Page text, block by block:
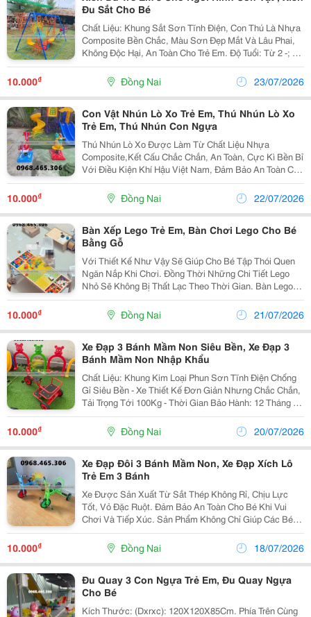
Đu Sắt Cho Bé
Chất Liệu: Khung Sắt Sơn Tĩnh Điện, Con Thú Là Nhựa
Composite Bền Chắc, Màu Sơn Đẹp Mắt Và Lâu Phai,
Không Độc Hại, An Toàn Cho Trẻ Em. Độ Tuổi: Từ 2 -; 6
Tuổi. Bảo Hành: 12 Tháng. Xích Đu Mầm Non Là Sản
Phẩm Không Thể Thiếu Trong Khuôn Viên Vui Chơi...
10.000₫ Đồng Nai 23/07/2026
Con Vật Nhún Lò Xo Trẻ Em, Thú Nhún Lò Xo
Trẻ Em, Thú Nhún Con Ngựa
Thú Nhún Lò Xo Được Làm Từ Chất Liệu Nhựa
Composite,Kết Cấu Chắc Chắn, An Toàn, Cực Kì Bền Bỉ
Với Điều Kiện Khí Hậu Việt Nam, Đảm Bảo An Toàn Cho
Các Bé Thú Nhún Đa Dạng Về Mẫu Mã, Màu Sắc. Được
Tạo Hình Thành Các Con Thú Ngộ Nghĩnh, Đáng Yêu...
10.000₫ Đồng Nai 22/07/2026
Bàn Xếp Lego Trẻ Em, Bàn Chơi Lego Cho Bé
Bằng Gỗ
Với Thiết Kế Như Vậy Sẽ Giúp Cho Bé Tập Thói Quen
Ngăn Nắp Khi Chơi. Đồng Thời Những Chi Tiết Lego
Nhỏ Sẽ Không Bị Thất Lạc Theo Thời Gian. Bàn Lego
Trẻ Em Là Một Thiết Bị Nội Thất Chuyên Dụng, Được
Thiết Kế Đặc Biệt Để Tối Ưu Hóa Không Gian Và...
10.000₫ Đồng Nai 21/07/2026
Xe Đạp 3 Bánh Mầm Non Siêu Bền, Xe Đạp 3
Bánh Mầm Non Nhập Khẩu
Chất Liệu: Khung Kim Loại Phun Sơn Tĩnh Điện Chống
Gỉ Siêu Bền - Xe Thiết Kế Đơn Giản Nhưng Chắc Chắn,
Tải Trọng Tới 100Kg - Thời Gian Bảo Hành: 12 Tháng Xe
Đạp 3 Bánh Với Khung Sắt Chắc Chắn, Bánh Cao Su
Đúc Và Tay Lái Bọc Nhựa An Toàn Cho Bé....
10.000₫ Đồng Nai 20/07/2026
Xe Đạp Đôi 3 Bánh Mầm Non, Xe Đạp Xích Lô
Trẻ Em 3 Bánh
Xe Được Sản Xuất Từ Sắt Thép Không Rỉ, Chịu Lực
Tốt, Vỏ Đặc Ruột. Đảm Bảo An Toàn Cho Bé Khi Vui
Chơi Và Tiếp Xúc. Sản Phẩm Không Chỉ Giúp Các Bé
Vui Chơi Mà Còn Giúp Bé Tập Luyện Thể Thao Mang Lại
Hiệu Quả Tích Cực, Góp Phần Xây Dựng Thói Quen...
10.000₫ Đồng Nai 18/07/2026
Đu Quay 3 Con Ngựa Trẻ Em, Đu Quay Ngựa
Cho Bé
Kích Thước: (Dxrxc): 120X120X85Cm. Phía Trên Cùng